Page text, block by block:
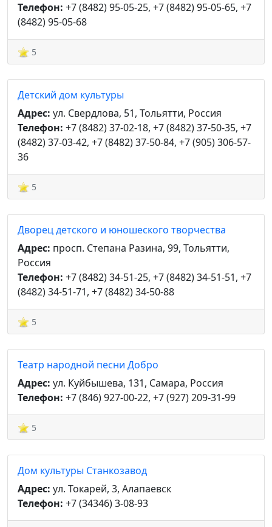
Телефон: +7 (8482) 95-05-25, +7 (8482) 95-05-65, +7
(8482) 95-05-68
5
Детский дом культуры
Адрес: ул. Свердлова, 51, Тольятти, Россия
Телефон: +7 (8482) 37-02-18, +7 (8482) 37-50-35, +7
(8482) 37-03-42, +7 (8482) 37-50-84, +7 (905) 306-57-
36
5
Дворец детского и юношеского творчества
Адрес: просп. Степана Разина, 99, Тольятти,
Россия
Телефон: +7 (8482) 34-51-25, +7 (8482) 34-51-51, +7
(8482) 34-51-71, +7 (8482) 34-50-88
5
Театр народной песни Добро
Адрес: ул. Куйбышева, 131, Самара, Россия
Телефон: +7 (846) 927-00-22, +7 (927) 209-31-99
5
Дом культуры Станкозавод
Адрес: ул. Токарей, 3, Алапаевск
Телефон: +7 (34346) 3-08-93